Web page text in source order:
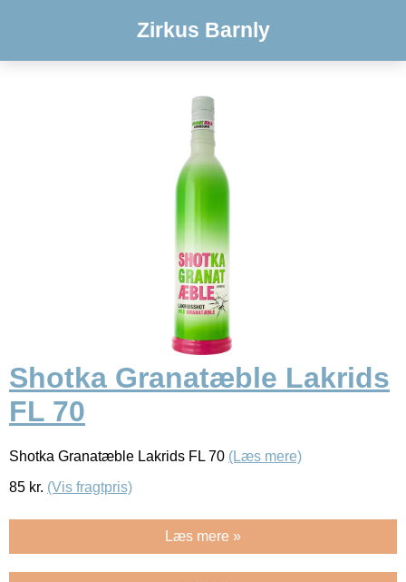
Zirkus Barnly
Shotka Granatæble Lakrids
FL 70
Shotka Granatæble Lakrids FL 70 (Læs mere)
85 kr. (Vis fragtpris)
Læs mere »